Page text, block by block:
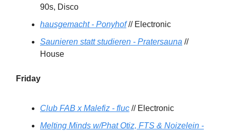
90s, Disco
hausgemacht - Ponyhof// Electronic
Saunieren statt studieren - Pratersauna //
House
Friday
Club FAB x Malefiz - fluc // Electronic
Melting Minds w/Phat Otiz, FTS & Noizelein -